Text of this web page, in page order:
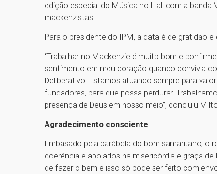
edição especial do Música no Hall com a banda
mackenzistas.
Para o presidente do IPM, a data é de gratidão
“Trabalhar no Mackenzie é muito bom e
sentimento em meu coração quando convivia
Deliberativo. Estamos atuando sempre para
fundadores, para que possa perdurar.
presença de Deus em nosso meio”, concluiu
Agradecimento consciente
Embasado pela parábola do bom samaritano, o
coerência e apoiados na misericórdia e graça
de fazer o bem e isso só pode ser feito com